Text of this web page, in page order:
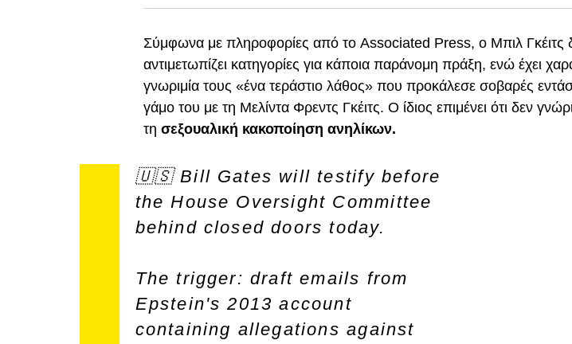
Σύμφωνα με πληροφορίες από το Associated Press, ο Μπιλ Γκέιτς
αντιμετωπίζει κατηγορίες για κάποια παράνομη πράξη, ενώ έχει
γνωριμία τους «ένα τεράστιο λάθος» που προκάλεσε σοβαρές
γάμο του με τη Μελίντα Φρεντς Γκέιτς. Ο ίδιος επιμένει ότι δεν
τη σεξουαλική κακοποίηση ανηλίκων.
🇺🇸 Bill Gates will testify before
the House Oversight Committee
behind closed doors today.
The trigger: draft emails from
Epstein's 2013 account
containing allegations against